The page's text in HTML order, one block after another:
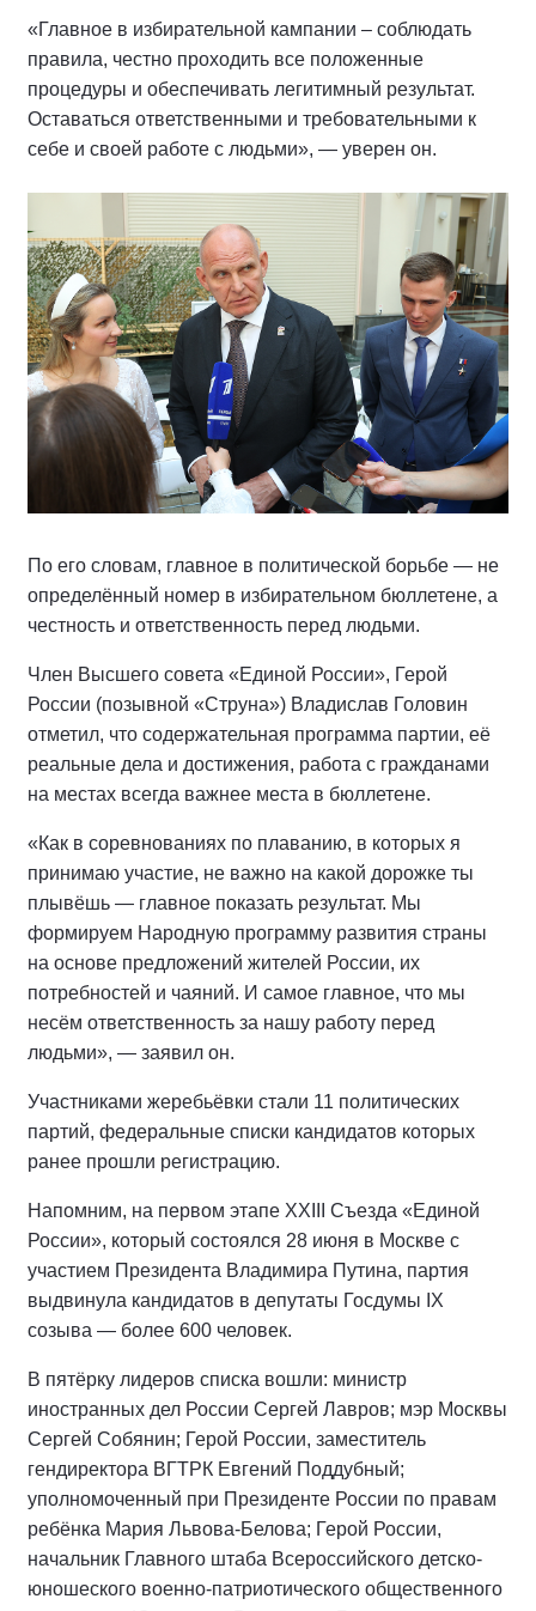
«Главное в избирательной кампании – соблюдать
правила, честно проходить все положенные
процедуры и обеспечивать легитимный результат.
Оставаться ответственными и требовательными к
себе и своей работе с людьми», — уверен он.
По его словам, главное в политической борьбе — не
определённый номер в избирательном бюллетене, а
честность и ответственность перед людьми.
Член Высшего совета «Единой России», Герой
России (позывной «Струна») Владислав Головин
отметил, что содержательная программа партии, её
реальные дела и достижения, работа с гражданами
на местах всегда важнее места в бюллетене.
«Как в соревнованиях по плаванию, в которых я
принимаю участие, не важно на какой дорожке ты
плывёшь — главное показать результат. Мы
формируем Народную программу развития страны
на основе предложений жителей России, их
потребностей и чаяний. И самое главное, что мы
несём ответственность за нашу работу перед
людьми», — заявил он.
Участниками жеребьёвки стали 11 политических
партий, федеральные списки кандидатов которых
ранее прошли регистрацию.
Напомним, на первом этапе XXIII Съезда «Единой
России», который состоялся 28 июня в Москве с
участием Президента Владимира Путина, партия
выдвинула кандидатов в депутаты Госдумы IX
созыва — более 600 человек.
В пятёрку лидеров списка вошли: министр
иностранных дел России Сергей Лавров; мэр Москвы
Сергей Собянин; Герой России, заместитель
гендиректора ВГТРК Евгений Поддубный;
уполномоченный при Президенте России по правам
ребёнка Мария Львова-Белова; Герой России,
начальник Главного штаба Всероссийского детско-
юношеского военно-патриотического общественного